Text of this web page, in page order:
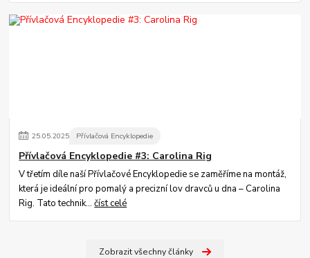
25.05.2025 Přívlačová Encyklopedie
Přívlačová Encyklopedie #3: Carolina Rig
V třetím díle naší Přívlačové Encyklopedie se zaměříme na montáž,
která je ideální pro pomalý a precizní lov dravců u dna – Carolina
Rig. Tato technik...číst celé
Zobrazit všechny články